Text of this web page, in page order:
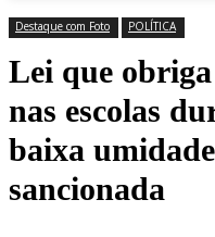
Destaque com Foto POLÍTICA
Lei que
nas escolas
baixa
sancionada